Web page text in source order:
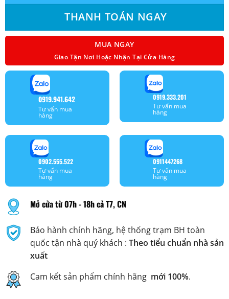
THANH TOÁN NGAY
MUA NGAY
Giao Tận Nơi Hoặc Nhận Tại Cửa Hàng
0919.941.642
Tư vấn mua
hàng
0919.333.201
Tư vấn mua
hàng
0902.555.522
Tư vấn mua
hàng
0911447268
Tư vấn mua
hàng
Mở cửa từ 07h - 18h cả T7, CN
Bảo hành chính hãng, hệ thống trạm BH toàn
quốc tận nhà quý khách : Theo tiểu chuẩn nhà sản
xuất
Cam kết sản phẩm chính hãng mới 100%.